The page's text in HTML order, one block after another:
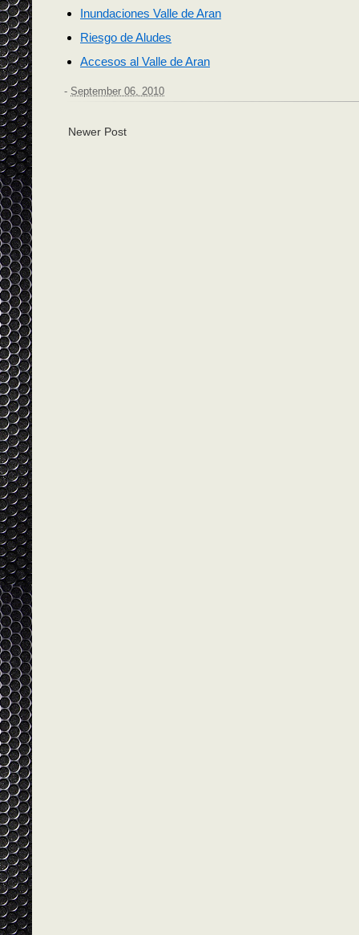
Inundaciones Valle de Aran
Riesgo de Aludes
Accesos al Valle de Aran
- September 06, 2010
Newer Post